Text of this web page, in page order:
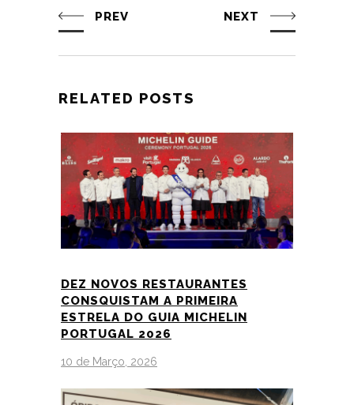
PREV NEXT
RELATED POSTS
DEZ NOVOS RESTAURANTES
CONSQUISTAM A PRIMEIRA
ESTRELA DO GUIA MICHELIN
PORTUGAL 2026
10 de Março, 2026